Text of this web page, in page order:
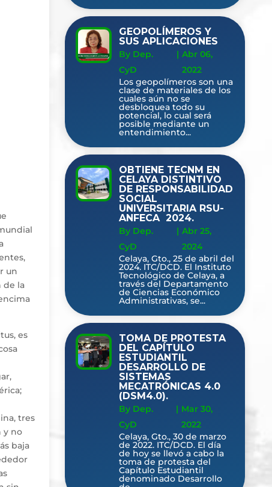
un
de la
es
tres
y no
baja
GEOPOLÍMEROS Y
SUS APLICACIONES
By Dep.
CyD
| Abr 06,
2022
Los geopolímeros son una
clase de materiales de los
cuales aún no se
desbloquea todo su
potencial, lo cual será
posible mediante un
entendimiento...
OBTIENE TECNM EN
CELAYA DISTINTIVO
DE RESPONSABILIDAD
SOCIAL
UNIVERSITARIA RSU-
ANFECA 2024.
By Dep.
CyD
| Abr 25,
2024
Celaya, Gto., 25 de abril del
2024. ITC/DCD. El Instituto
Tecnológico de Celaya, a
través del Departamento
de Ciencias Económico
Administrativas, se...
TOMA DE PROTESTA
DEL CAPÍTULO
ESTUDIANTIL
DESARROLLO DE
SISTEMAS
MECATRÓNICAS 4.0
(DSM4.0).
By Dep.
CyD
| Mar 30,
2022
Celaya, Gto., 30 de marzo
de 2022. ITC/DCD. El día
de hoy se llevó a cabo la
toma de protesta del
Capítulo Estudiantil
denominado Desarrollo